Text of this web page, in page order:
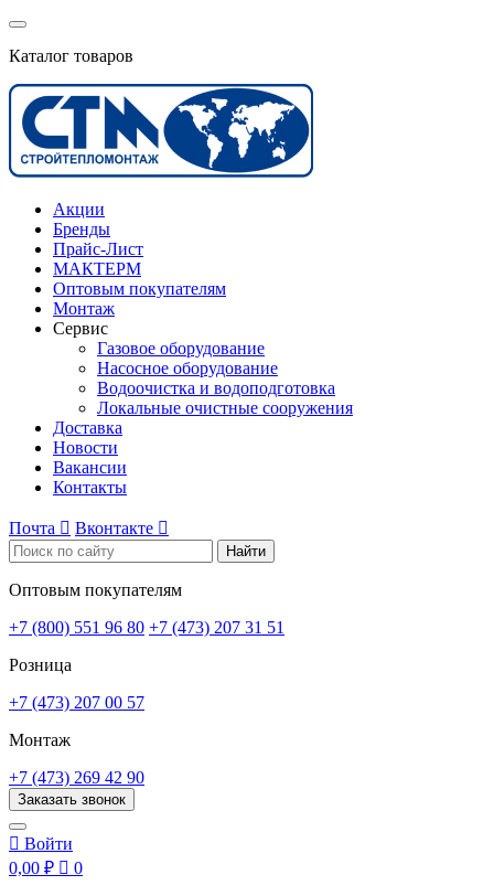
Каталог товаров
Акции
Бренды
Прайс-Лист
МАКТЕРМ
Оптовым покупателям
Монтаж
Сервис
Газовое оборудование
Насосное оборудование
Водоочистка и водоподготовка
Локальные очистные сооружения
Доставка
Новости
Вакансии
Контакты
Почта  Вконтакте 
Найти
Оптовым покупателям
+7 (800) 551 96 80 +7 (473) 207 31 51
Розница
+7 (473) 207 00 57
Монтаж
+7 (473) 269 42 90
Заказать звонок
 Войти
0,00 ₽  0